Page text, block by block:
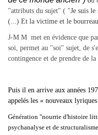
"attributs du sujet" ( "Je suis
(...) Et la victime et le
J-M M met en évidence que
soi, permet au "soi" sujet, de
contingence et de prendre de
le
Puis il en arrive aux années
appelés les « nouveaux
Génération "nourrie d'histoire
psychanalyse et de